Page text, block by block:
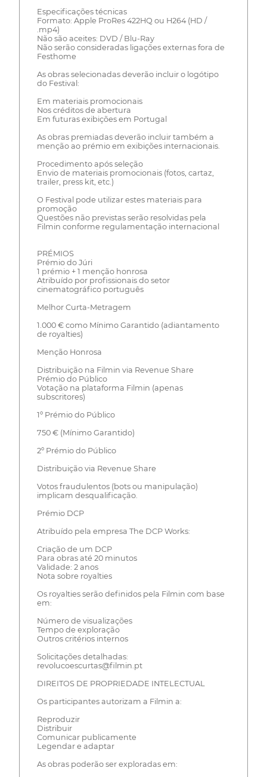
Especificações técnicas
Formato: Apple ProRes 422HQ ou H264 (HD /
.mp4)
Não são aceites: DVD / Blu-Ray
Não serão consideradas ligações externas fora de
Festhome
As obras selecionadas deverão incluir o logótipo
do Festival:
Em materiais promocionais
Nos créditos de abertura
Em futuras exibições em Portugal
As obras premiadas deverão incluir também a
menção ao prémio em exibições internacionais.
Procedimento após seleção
Envio de materiais promocionais (fotos, cartaz,
trailer, press kit, etc.)
O Festival pode utilizar estes materiais para
promoção
Questões não previstas serão resolvidas pela
Filmin conforme regulamentação internacional
PRÉMIOS
Prémio do Júri
1 prémio + 1 menção honrosa
Atribuído por profissionais do setor
cinematográfico português
Melhor Curta-Metragem
1.000 € como Mínimo Garantido (adiantamento
de royalties)
Menção Honrosa
Distribuição na Filmin via Revenue Share
Prémio do Público
Votação na plataforma Filmin (apenas
subscritores)
1º Prémio do Público
750 € (Mínimo Garantido)
2º Prémio do Público
Distribuição via Revenue Share
Votos fraudulentos (bots ou manipulação)
implicam desqualificação.
Prémio DCP
Atribuído pela empresa The DCP Works:
Criação de um DCP
Para obras até 20 minutos
Validade: 2 anos
Nota sobre royalties
Os royalties serão definidos pela Filmin com base
em:
Número de visualizações
Tempo de exploração
Outros critérios internos
Solicitações detalhadas:
revolucoescurtas@filmin.pt
DIREITOS DE PROPRIEDADE INTELECTUAL
Os participantes autorizam a Filmin a:
Reproduzir
Distribuir
Comunicar publicamente
Legendar e adaptar
As obras poderão ser exploradas em: